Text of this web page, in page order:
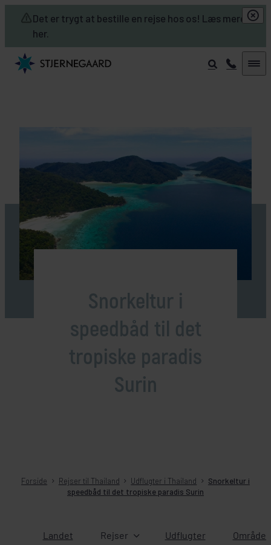
Det er trygt at bestille en rejse hos os! Læs mere
her.
Skip to main content
Snorkeltur i
speedbåd til det
tropiske paradis
Surin
Forside Rejser til Thailand Udflugter i Thailand
Snorkeltur i
speedbåd til det tropiske paradis Surin
Landet Rejser Udflugter